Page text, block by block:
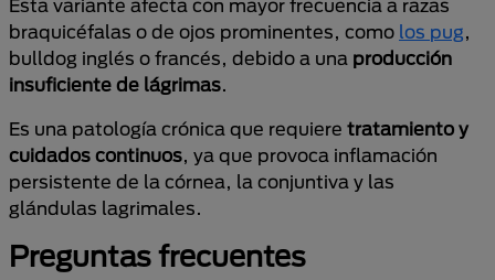
Esta variante afecta con mayor frecuencia a razas
braquicéfalas o de ojos prominentes, como los pug,
bulldog inglés o francés, debido a una producción
insuficiente de lágrimas.
Es una patología crónica que requiere tratamiento y
cuidados continuos, ya que provoca inflamación
persistente de la córnea, la conjuntiva y las
glándulas lagrimales.
Preguntas frecuentes